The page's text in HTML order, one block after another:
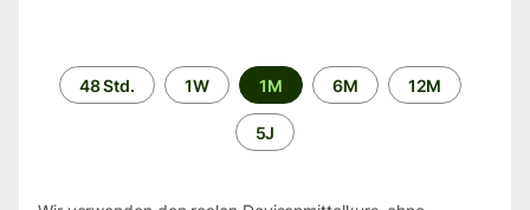
Zeitraum
48 Std. 1W 1M 6M 12M
5J